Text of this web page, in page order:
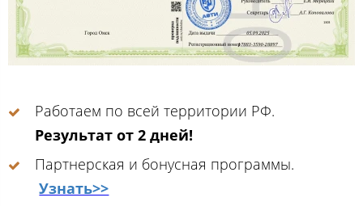
Работаем по всей территории РФ.
Результат от 2 дней!
Партнерская и бонусная программы.
Узнать>>